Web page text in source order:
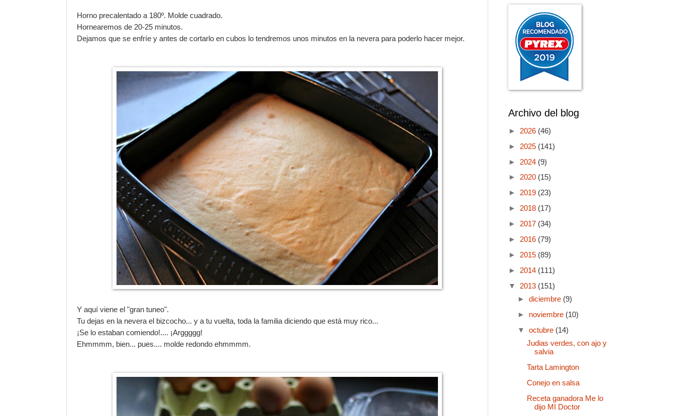
Horno precalentado a 180º. Molde cuadrado.
Hornearemos de 20-25 minutos.
Dejamos que se enfríe y antes de cortarlo en cubos lo tendremos unos minutos en la nevera para poderlo hacer mejor.
Y aquí viene el "gran tuneo".
Tu dejas en la nevera el bizcocho... y a tu vuelta, toda la familia diciendo que está muy rico...
¡Se lo estaban comiendo!.... ¡Arggggg!
Ehmmmm, bien... pues.... molde redondo ehmmmm.
Archivo del blog
► 2026 (46)
► 2025 (141)
► 2024 (9)
► 2020 (15)
► 2019 (23)
► 2018 (17)
► 2017 (34)
► 2016 (79)
► 2015 (89)
► 2014 (111)
▼ 2013 (151)
► diciembre (9)
► noviembre (10)
▼ octubre (14)
Judias verdes, con ajo y
salvia
Tarta Lamington
Conejo en salsa
Receta ganadora Me lo
dijo MI Doctor